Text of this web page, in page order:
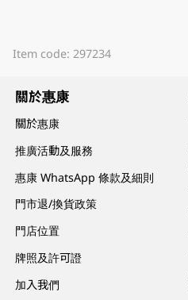
Item code: 297234
關於惠康
關於惠康
推廣活動及服務
惠康 WhatsApp 條款及細則
門市退/換貨政策
門店位置
牌照及許可證
加入我們